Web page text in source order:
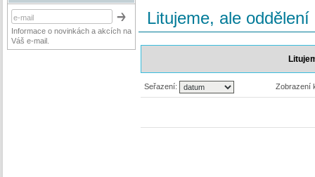
Litujeme, ale oddělení
Seřazení: Zobrazení
Informace o novinkách a akcích na
Váš e-mail.